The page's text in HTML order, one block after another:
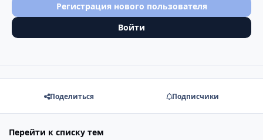
Регистрация нового пользователя
Войти
Поделиться Подписчики
Перейти к списку тем